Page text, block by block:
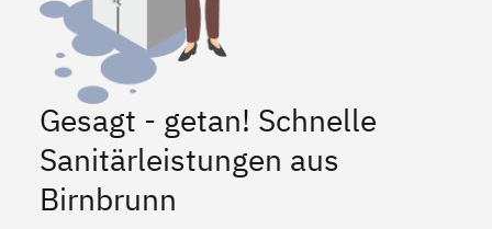
Gesagt - getan! Schnelle
Sanitärleistungen aus
Birnbrunn